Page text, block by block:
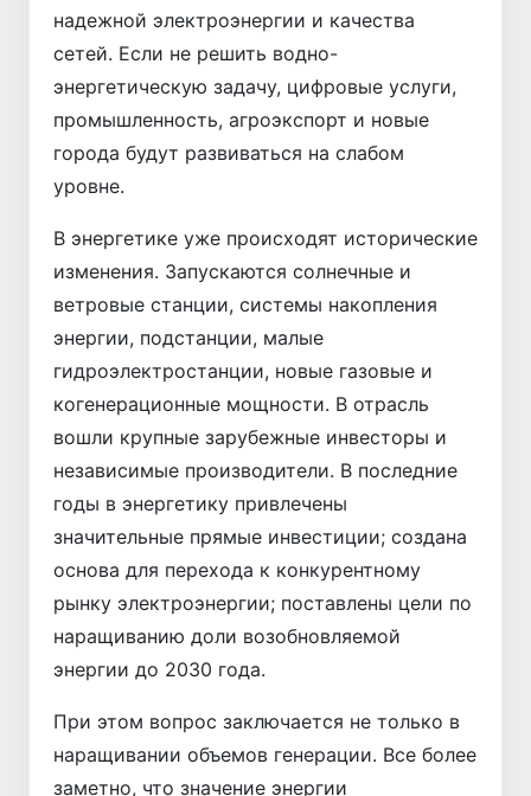
надежной электроэнергии и качества
сетей. Если не решить водно-
энергетическую задачу, цифровые услуги,
промышленность, агроэкспорт и новые
города будут развиваться на слабом
уровне.
В энергетике уже происходят исторические
изменения. Запускаются солнечные и
ветровые станции, системы накопления
энергии, подстанции, малые
гидроэлектростанции, новые газовые и
когенерационные мощности. В отрасль
вошли крупные зарубежные инвесторы и
независимые производители. В последние
годы в энергетику привлечены
значительные прямые инвестиции; создана
основа для перехода к конкурентному
рынку электроэнергии; поставлены цели по
наращиванию доли возобновляемой
энергии до 2030 года.
При этом вопрос заключается не только в
наращивании объемов генерации. Все более
заметно, что значение энергии